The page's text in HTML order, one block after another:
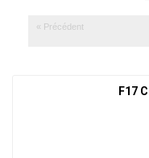
« Précédent
F17